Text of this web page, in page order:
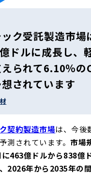
ク受託製造市場
ドルに成長し、
られて6.10％の
されています
契約製造市場は、今後
測されています。 市場
463億ドルから838億
2026年から2035年の